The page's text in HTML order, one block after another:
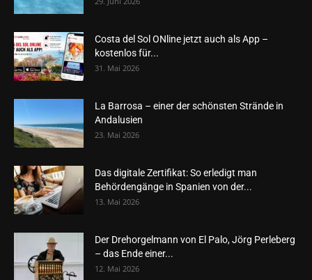
Costa del Sol ONline jetzt auch als App –
kostenlos für...
31. Mai 2026
La Barrosa – einer der schönsten Strände in
Andalusien
23. Mai 2026
Das digitale Zertifikat: So erledigt man
Behördengänge in Spanien von der...
13. Mai 2026
Der Drehorgelmann von El Palo, Jörg Perleberg
– das Ende einer...
12. Mai 2026